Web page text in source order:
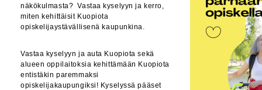
näkökulmasta? Vastaa kyselyyn ja kerro,
miten kehittäisit Kuopiota
opiskelijaystävällisenä kaupunkina.
Vastaa kyselyyn ja auta Kuopiota sekä
alueen oppilaitoksia kehittämään Kuopiota
entistäkin paremmaksi
opiskelijakaupungiksi! Kyselyssä pääset